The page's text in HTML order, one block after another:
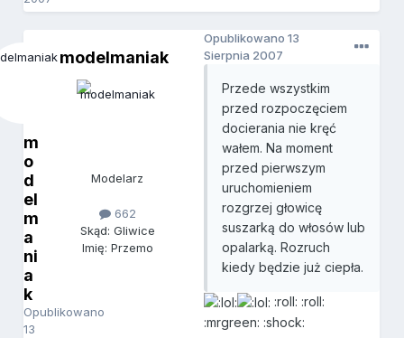
m
o
d
el
m
a
ni
a
k
Opublikowano
13
modelmaniak
Modelarz
662
Skąd: Gliwice
Imię: Przemo
Opublikowano13
Sierpnia 2007
Przede wszystkim
przed rozpoczęciem
docierania nie kręć
wałem. Na moment
przed pierwszym
uruchomieniem
rozgrzej głowicę
suszarką do włosów lub
opalarką. Rozruch
kiedy będzie już ciepła.
:roll: :roll:
:mrgreen: :shock: